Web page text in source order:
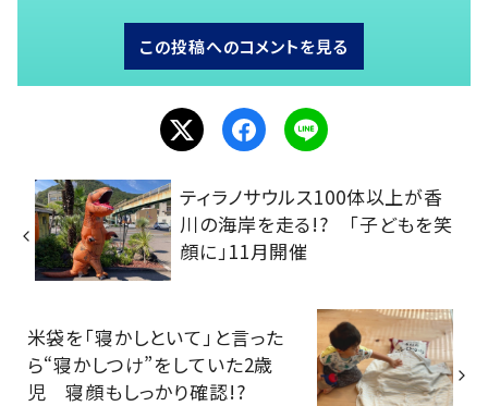
この投稿へのコメントを見る
ティラノサウルス100体以上が香
川の海岸を走る!? 「子どもを笑
顔に」11月開催
米袋を「寝かしといて」と言った
ら“寝かしつけ”をしていた2歳
児 寝顔もしっかり確認!?